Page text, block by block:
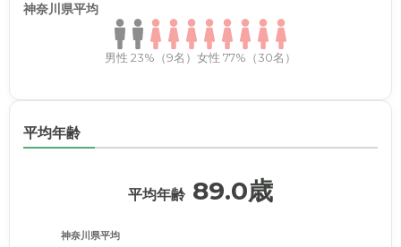
神奈川県平均
男性 23%（9名） 女性 77%（30名）
平均年齢
平均年齢 89.0歳
神奈川県平均